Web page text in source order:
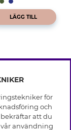
LÄGG TILL
för
och
att du
användning